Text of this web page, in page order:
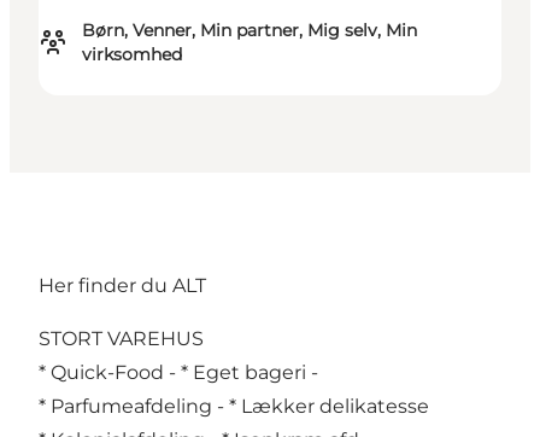
Børn, Venner, Min partner, Mig selv, Min
virksomhed
Her finder du ALT
STORT VAREHUS
* Quick-Food - * Eget bageri -
* Parfumeafdeling - * Lækker delikatesse